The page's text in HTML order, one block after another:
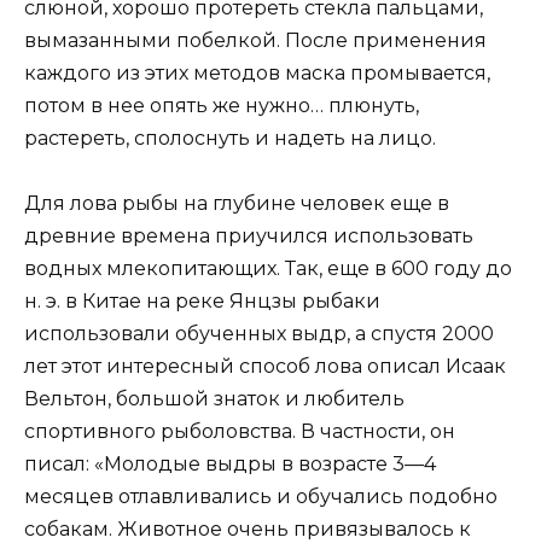
слюной, хорошо протереть стекла пальцами,
вымазанными побелкой. После применения
каждого из этих методов маска промывается,
потом в нее опять же нужно… плюнуть,
растереть, сполоснуть и надеть на лицо.
Для лова рыбы на глубине человек еще в
древние времена приучился использовать
водных млекопитающих. Так, еще в 600 году до
н. э. в Китае на реке Янцзы рыбаки
использовали обученных выдр, а спустя 2000
лет этот интересный способ лова описал Исаак
Вельтон, большой знаток и любитель
спортивного рыболовства. В частности, он
писал: «Молодые выдры в возрасте 3—4
месяцев отлавливались и обучались подобно
собакам. Животное очень привязывалось к